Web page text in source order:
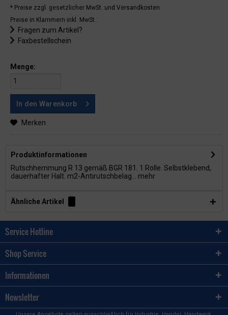
* Preise zzgl. gesetzlicher MwSt. und Versandkosten
Preise in Klammern inkl. MwSt.:
Fragen zum Artikel?
Faxbestellschein
Menge:
In den Warenkorb
Merken
Produktinformationen
Rutschhemmung R 13 gemäß BGR 181. 1 Rolle. Selbstklebend,
dauerhafter Halt. m2-Antirutschbelag...
mehr
Ähnliche Artikel
Service Hotline
Shop Service
Informationen
Newsletter